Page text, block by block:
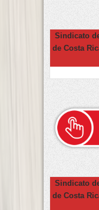
Sindicato
de Costa
Sindicato
de Costa